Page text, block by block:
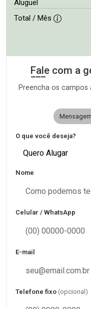
Aluguel
Total / Mês
Fale com a
Preencha os
O que você deseja?
Quero Alugar
Nome
Celular / WhatsApp
E-mail
Telefone fixo (opcional)